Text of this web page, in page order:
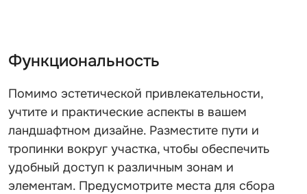
Функциональность
Помимо эстетической привлекательности,
учтите и практические аспекты в вашем
ландшафтном дизайне. Разместите пути и
тропинки вокруг участка, чтобы обеспечить
удобный доступ к различным зонам и
элементам. Предусмотрите места для сбора